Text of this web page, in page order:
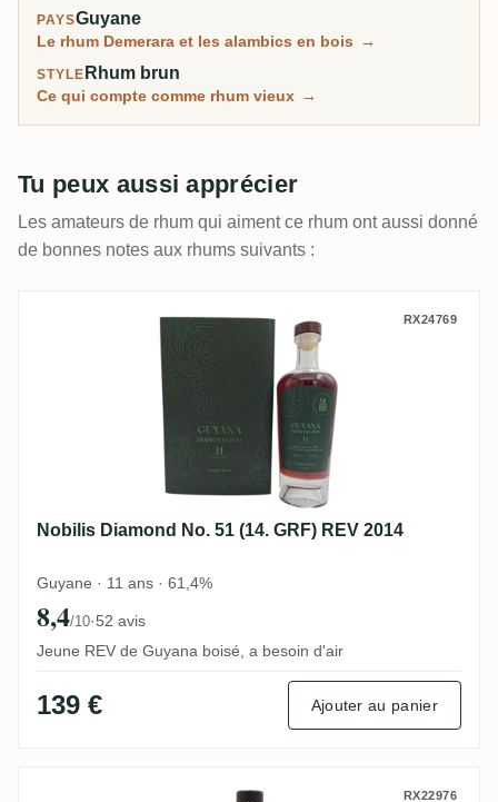
PAYSGuyane
Le rhum Demerara et les alambics en bois →
STYLE Rhum brun
Ce qui compte comme rhum vieux →
Tu peux aussi apprécier
Les amateurs de rhum qui aiment ce rhum ont aussi donné
de bonnes notes aux rhums suivants :
Nobilis Diamond No. 51 (14. GRF) REV
RX24769
Nobilis Diamond No. 51 (14. GRF) REV 2014
Guyane · 11 ans · 61,4%
8,4/10·52 avis
Jeune REV de Guyana boisé, a besoin d'air
139 € Ajouter au panier
RX22976